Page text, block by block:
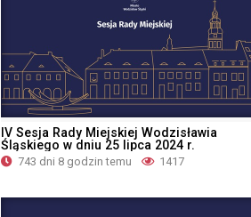
IV Sesja Rady Miejskiej Wodzisławia
Śląskiego w dniu 25 lipca 2024 r.
743 dni 8 godzin temu 1417